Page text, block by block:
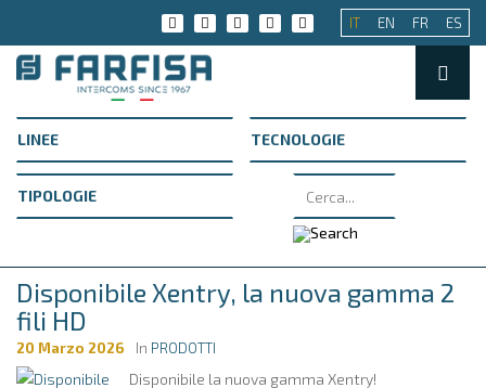
IT EN FR ES
Disponibile Xentry, la nuova gamma 2
fili HD
20 Marzo 2026 In PRODOTTI
Disponibile la nuova gamma Xentry!